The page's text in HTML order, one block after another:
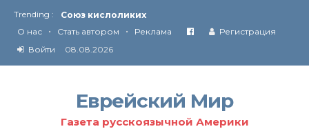
Trending :
Соглашение США с Ираном
Технология Революции в Иране
О нас • Стать автором • Реклама
Регистрация
Войти
08.08.2026
Еврейский Мир
Газета русскоязычной Америки